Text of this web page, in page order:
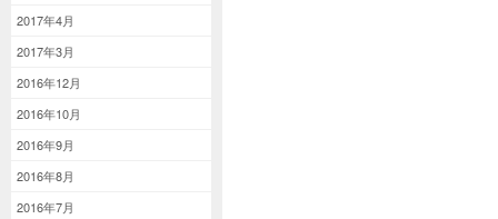
2017年4月
2017年3月
2016年12月
2016年10月
2016年9月
2016年8月
2016年7月